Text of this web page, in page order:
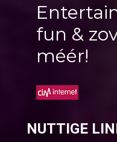
fun &
méér!
NUTTIGE